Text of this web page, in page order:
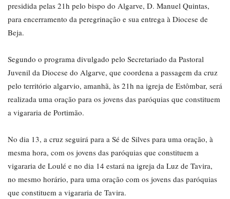
presidida pelas 21h pelo bispo do Algarve, D. Manuel Quintas,
para encerramento da peregrinação e sua entrega à Diocese de
Beja.
Segundo o programa divulgado pelo Secretariado da Pastoral
Juvenil da Diocese do Algarve, que coordena a passagem da cruz
pelo território algarvio, amanhã, às 21h na igreja de Estômbar, será
realizada uma oração para os jovens das paróquias que constituem
a vigararia de Portimão.
No dia 13, a cruz seguirá para a Sé de Silves para uma oração, à
mesma hora, com os jovens das paróquias que constituem a
vigararia de Loulé e no dia 14 estará na igreja da Luz de Tavira,
no mesmo horário, para uma oração com os jovens das paróquias
que constituem a vigararia de Tavira.